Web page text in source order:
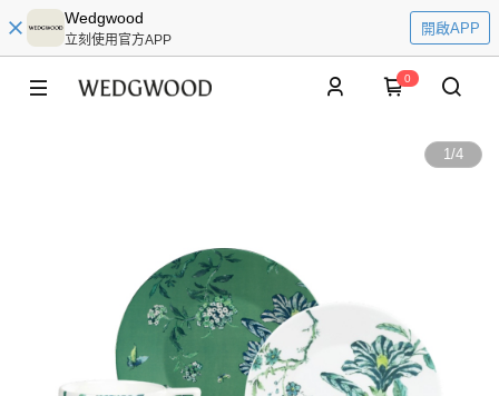
Wedgwood
立刻使用官方APP
開啟APP
0
1/4